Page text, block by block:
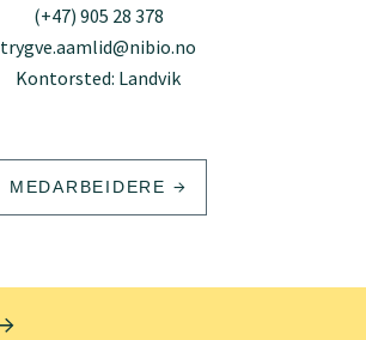
(+47) 905 28 378
trygve.aamlid@nibio.no
Kontorsted: Landvik
MEDARBEIDERE